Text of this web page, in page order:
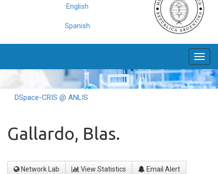
English
Spanish
DSpace-CRIS @ ANLIS
Gallardo, Blas.
Network Lab View Statistics Email Alert